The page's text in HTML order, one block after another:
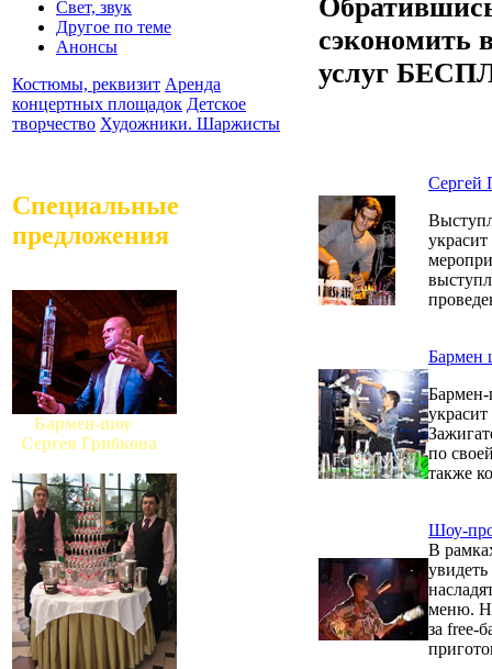
Свет, звук
Другое по теме
Анонсы
Костюмы, реквизит Аренда
концертных площадок Детское
творчество Художники. Шаржисты
Специальные
предложения
Бармен-шоу
Сергея Грибкова
сэкономить
услуг
Сергей
Бармен
Бармен-
по
также
Шоу-
В
меню.
за free-